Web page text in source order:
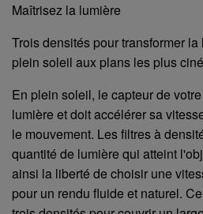
Maîtrisez la lumière
Trois densités pour transformer
plein soleil aux plans les plus
En plein soleil, le capteur de
lumière et doit accélérer sa
le mouvement. Les filtres à
quantité de lumière qui atteint
ainsi la liberté de choisir une
pour un rendu fluide et naturel.